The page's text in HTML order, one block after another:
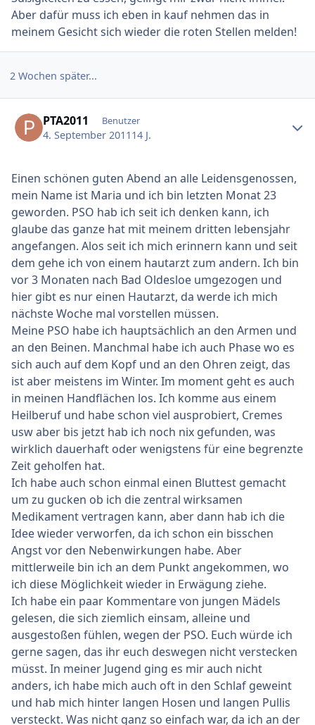
Aber dafür muss ich eben in kauf nehmen das in
meinem Gesicht sich wieder die roten Stellen melden!
2 Wochen später...
PTA2011 Benutzer
4. September 2011 14 J.
Einen schönen guten Abend an alle Leidensgenossen,
mein Name ist Maria und ich bin letzten Monat 23
geworden. PSO hab ich seit ich denken kann, ich
glaube das ganze hat mit meinem dritten lebensjahr
angefangen. Alos seit ich mich erinnern kann und seit
dem gehe ich von einem hautarzt zum andern. Ich bin
vor 3 Monaten nach Bad Oldesloe umgezogen und
hier gibt es nur einen Hautarzt, da werde ich mich
nächste Woche mal vorstellen müssen.
Meine PSO habe ich hauptsächlich an den Armen und
an den Beinen. Manchmal habe ich auch Phase wo es
sich auch auf dem Kopf und an den Ohren zeigt, das
ist aber meistens im Winter. Im moment geht es auch
in meinen Handflächen los. Ich komme aus einem
Heilberuf und habe schon viel ausprobiert, Cremes
usw aber bis jetzt hab ich noch nix gefunden, was
wirklich dauerhaft oder wenigstens für eine begrenzte
Zeit geholfen hat.
Ich habe auch schon einmal einen Bluttest gemacht
um zu gucken ob ich die zentral wirksamen
Medikament vertragen kann, aber dann hab ich die
Idee wieder verworfen, da ich schon ein bisschen
Angst vor den Nebenwirkungen habe. Aber
mittlerweile bin ich an dem Punkt angekommen, wo
ich diese Möglichkeit wieder in Erwägung ziehe.
Ich habe ein paar Kommentare von jungen Mädels
gelesen, die sich ziemlich einsam, alleine und
ausgestoßen fühlen, wegen der PSO. Euch würde ich
gerne sagen, das ihr euch deswegen nicht verstecken
müsst. In meiner Jugend ging es mir auch nicht
anders, ich habe mich auch oft in den Schlaf geweint
und hab mich hinter langen Hosen und langen Pullis
versteckt. Was nicht ganz so einfach war, da ich an der